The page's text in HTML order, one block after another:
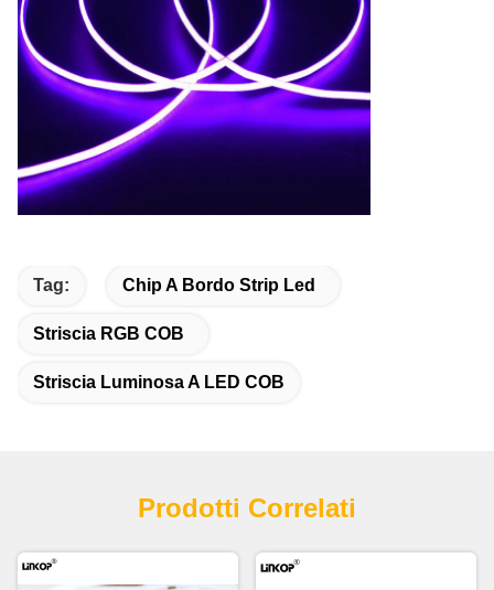
Tag: Chip A Bordo Strip Led
Striscia RGB COB
Striscia Luminosa A LED COB
Prodotti Correlati